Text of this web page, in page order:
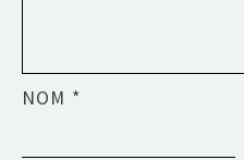
NOM *